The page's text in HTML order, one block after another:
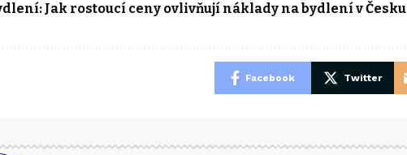
Jak rostoucí ceny ovlivňují náklady na bydlení v Česku
Facebook Twitter